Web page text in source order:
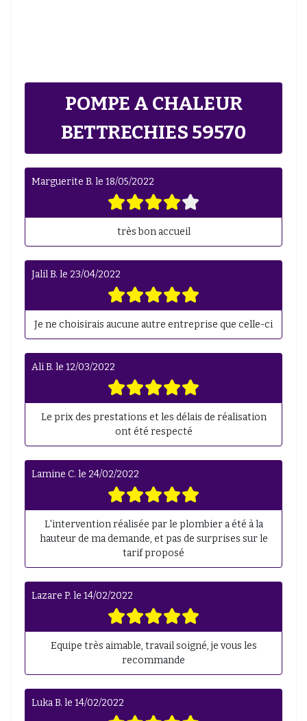
POMPE A CHALEUR
BETTRECHIES 59570
Marguerite B. le 18/05/2022
très bon accueil
Jalil B. le 23/04/2022
Je ne choisirais aucune autre entreprise que celle-ci
Ali B. le 12/03/2022
Le prix des prestations et les délais de réalisation
ont été respecté
Lamine C. le 24/02/2022
L'intervention réalisée par le plombier a été à la
hauteur de ma demande, et pas de surprises sur le
tarif proposé
Lazare P. le 14/02/2022
Equipe très aimable, travail soigné, je vous les
recommande
Luka B. le 14/02/2022